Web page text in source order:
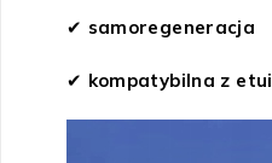
✔ samoregeneracja
✔ kompatybilna z etui